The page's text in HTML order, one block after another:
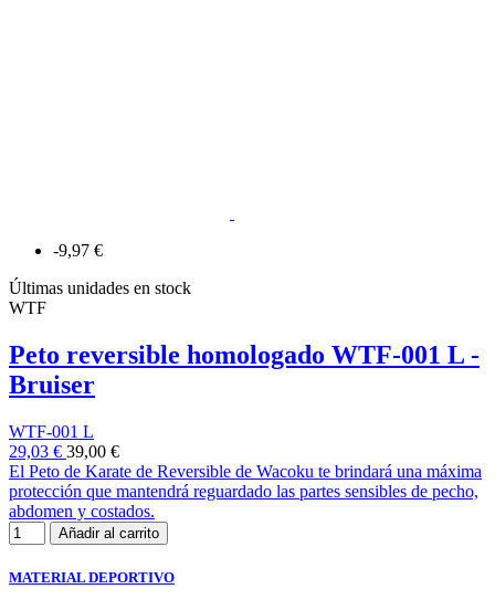
-9,97 €
Últimas unidades en stock
WTF
Peto reversible homologado WTF-001 L -
Bruiser
WTF-001 L
29,03 € 39,00 €
El Peto de Karate de Reversible de Wacoku te brindará una máxima
protección que mantendrá reguardado las partes sensibles de pecho,
abdomen y costados.
Añadir al carrito
MATERIAL DEPORTIVO